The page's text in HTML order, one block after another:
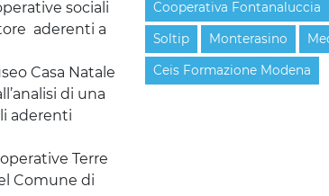
sociali
aderenti a
Casa Natale
di una
aderenti
Terre
Comune di
Cooperativa Fontanaluccia
Soltip Monterasino
Ceis Formazione Modena